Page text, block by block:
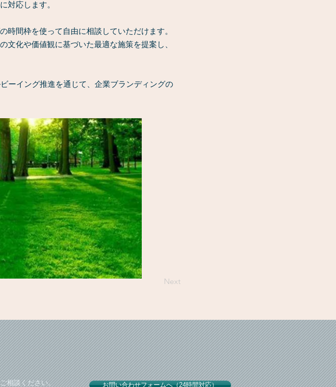
対応します。
時間枠を使って自由に相談していただけます。
文化や価値観に基づいた最適な施策を提案し、
ーイング推進を通じて、企業ブランディングの
Next
相談ください。 お問い合わせフォームへ（24時間対応）